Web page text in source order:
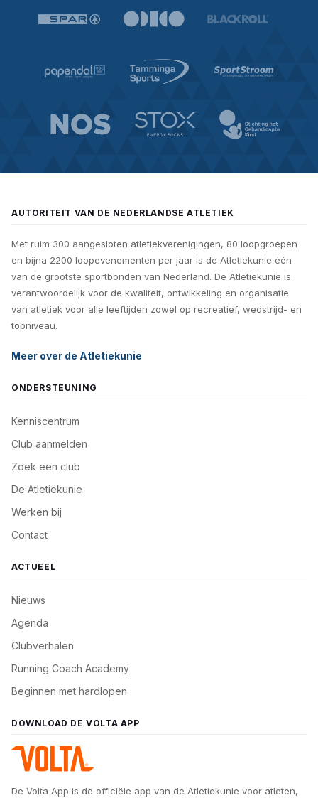
AUTORITEIT VAN DE NEDERLANDSE ATLETIEK
Met ruim 300 aangesloten atletiekverenigingen, 80 loopgroepen
en bijna 2200 loopevenementen per jaar is de Atletiekunie één
van de grootste sportbonden van Nederland. De Atletiekunie is
verantwoordelijk voor de kwaliteit, ontwikkeling en organisatie
van atletiek voor alle leeftijden zowel op recreatief, wedstrijd- en
topniveau.
Meer over de Atletiekunie
ONDERSTEUNING
Kenniscentrum
Club aanmelden
Zoek een club
De Atletiekunie
Werken bij
Contact
ACTUEEL
Nieuws
Agenda
Clubverhalen
Running Coach Academy
Beginnen met hardlopen
DOWNLOAD DE VOLTA APP
De Volta App is de officiële app van de Atletiekunie voor atleten,